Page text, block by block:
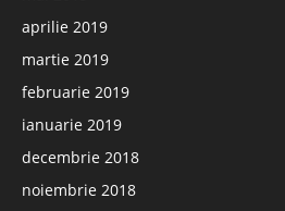
aprilie 2019
martie 2019
februarie 2019
ianuarie 2019
decembrie 2018
noiembrie 2018